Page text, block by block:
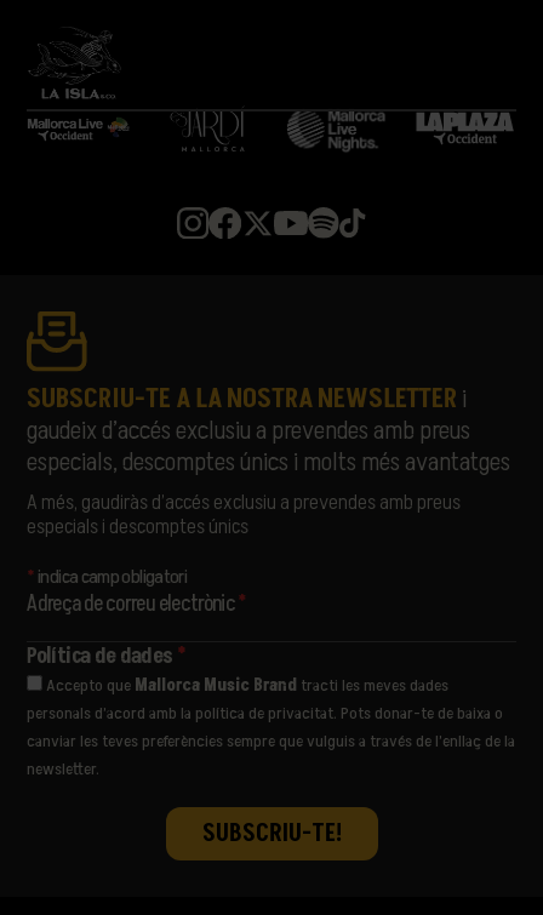
SUBSCRIU-TE A LA NOSTRA NEWSLETTERi
gaudeix d’accés exclusiu a prevendes amb preus
especials, descomptes únics i molts més avantatges
A més, gaudiràs d’accés exclusiu a prevendes amb preus
especials i descomptes únics
*indica camp obligatori
Adreça de correu electrònic*
Política de dades *
Accepto que Mallorca Music Brand tracti les meves dades
personals d’acord amb la política de privacitat. Pots donar-te de baixa o
canviar les teves preferències sempre que vulguis a través de l’enllaç de la
newsletter.